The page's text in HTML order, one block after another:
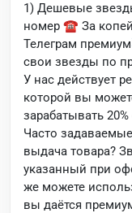
1) Дешевые
номер ☎️ За
Телеграм
свои звезды по
У нас действует
которой вы
зарабатывать
Часто
выдача товара?
указанный при
же можете
вы даётся